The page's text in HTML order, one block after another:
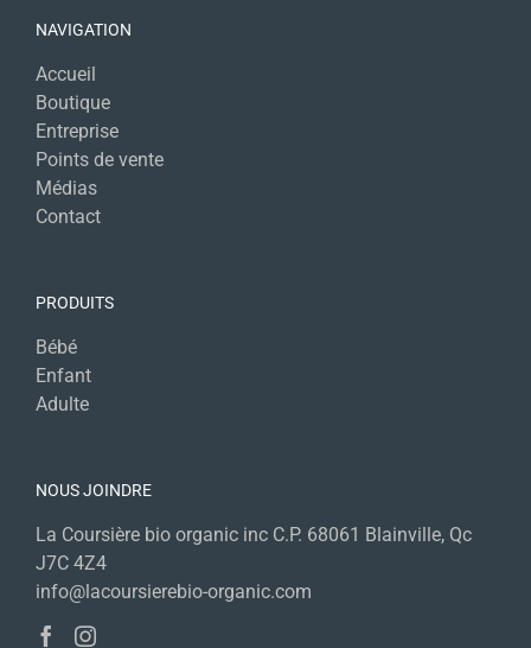
NAVIGATION
Accueil
Boutique
Entreprise
Points de vente
Médias
Contact
PRODUITS
Bébé
Enfant
Adulte
NOUS JOINDRE
La Coursière bio organic inc C.P. 68061 Blainville, Qc
J7C 4Z4
info@lacoursierebio-organic.com